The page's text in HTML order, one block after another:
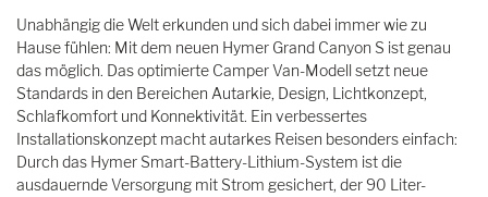
Unabhängig die Welt erkunden und sich dabei immer wie zu
Hause fühlen: Mit dem neuen Hymer Grand Canyon S ist genau
das möglich. Das optimierte Camper Van-Modell setzt neue
Standards in den Bereichen Autarkie, Design, Lichtkonzept,
Schlafkomfort und Konnektivität. Ein verbessertes
Installationskonzept macht autarkes Reisen besonders einfach:
Durch das Hymer Smart-Battery-Lithium-System ist die
ausdauernde Versorgung mit Strom gesichert, der 90 Liter-